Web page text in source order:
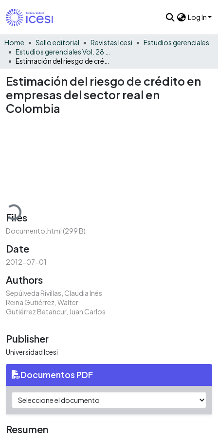
Log In
Home Sello editorial Revistas Icesi
Estudios gerenciales
Estimación del riesgo de crédito en
empresas del sector real en
Colombia
Files
Documento.html (299 B)
Date
2012-07-01
Authors
Sepúlveda Rivillas, Claudia Inés
Reina Gutiérrez, Walter
Gutiérrez Betancur, Juan Carlos
Publisher
Universidad Icesi
Documentos PDF
Resumen